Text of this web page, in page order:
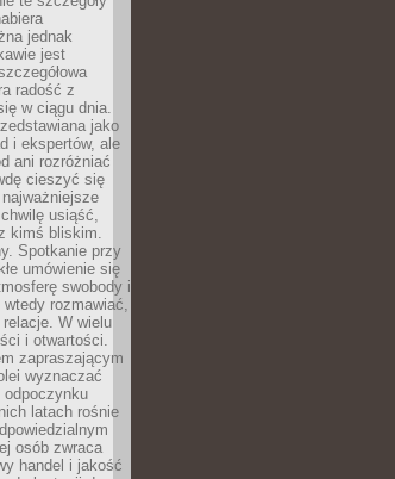
jednak
jest
radość z
w ciągu dnia.
jako
i ekspertów, ale
ani rozróżniać
cieszyć się
usiąść,
kimś bliskim.
Spotkanie przy
umówienie się
swobody i
rozmawiać,
W wielu
i otwartości.
zapraszającym
wyznaczać
odpoczynku
latach rośnie
osób zwraca
handel i jakość